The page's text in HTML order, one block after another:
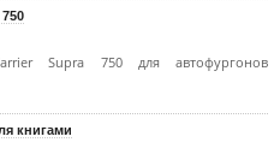
Supra 750 для автофургонов
книгами